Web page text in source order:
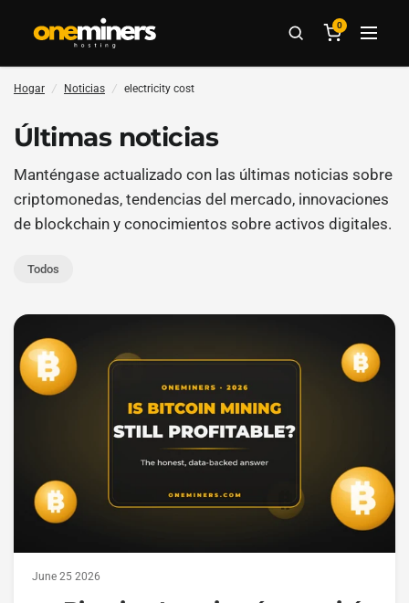
0
Hogar / Noticias / electricity cost
Últimas noticias
Manténgase actualizado con las últimas noticias sobre
criptomonedas, tendencias del mercado, innovaciones
de blockchain y conocimientos sobre activos digitales.
Todos
June 25 2026